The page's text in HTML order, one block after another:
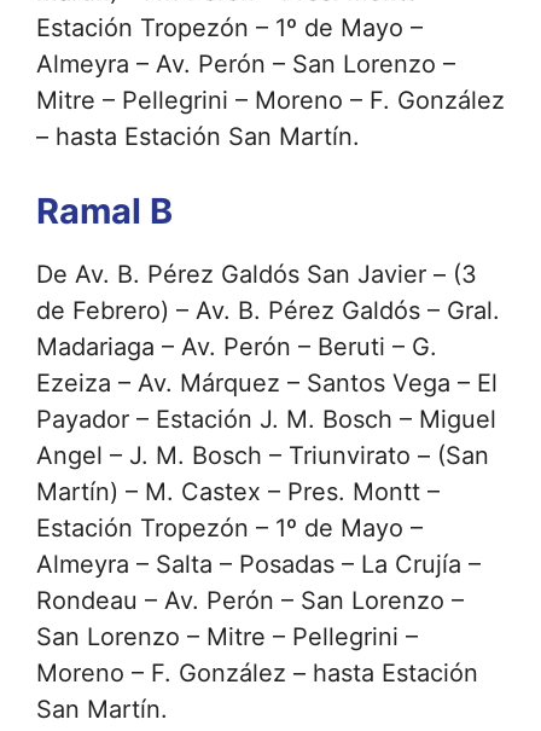
Estación Tropezón – 1º de Mayo –
Almeyra – Av. Perón – San Lorenzo –
Mitre – Pellegrini – Moreno – F. González
– hasta Estación San Martín.
Ramal B
De Av. B. Pérez Galdós San Javier – (3
de Febrero) – Av. B. Pérez Galdós – Gral.
Madariaga – Av. Perón – Beruti – G.
Ezeiza – Av. Márquez – Santos Vega – El
Payador – Estación J. M. Bosch – Miguel
Angel – J. M. Bosch – Triunvirato – (San
Martín) – M. Castex – Pres. Montt –
Estación Tropezón – 1º de Mayo –
Almeyra – Salta – Posadas – La Crujía –
Rondeau – Av. Perón – San Lorenzo –
San Lorenzo – Mitre – Pellegrini –
Moreno – F. González – hasta Estación
San Martín.